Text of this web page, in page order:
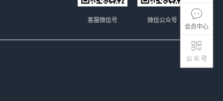
会员中心
公 众 号
微信公众号
客服微信号